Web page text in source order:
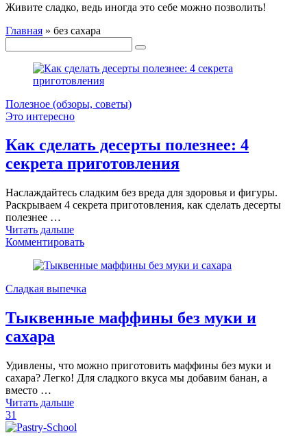
Живите сладко, ведь иногда это себе можно позволить!
Главная » без сахара
Полезное (обзоры, советы)
Это интересно
Как сделать десерты полезнее: 4
секрета приготовления
Наслаждайтесь сладким без вреда для здоровья и фигуры.
Раскрываем 4 секрета приготовления, как сделать десерты
полезнее …
Читать дальше
Комментировать
Сладкая выпечка
Тыквенные маффины без муки и
сахара
Удивлены, что можно приготовить маффины без муки и
сахара? Легко! Для сладкого вкуса мы добавим банан, а
вместо …
Читать дальше
31